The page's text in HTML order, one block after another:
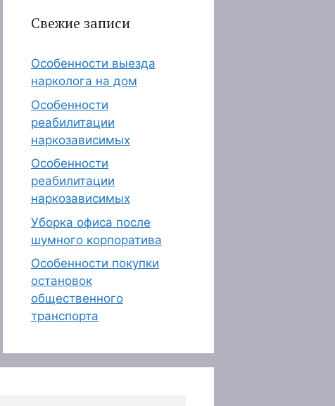
Свежие записи
Особенности выезда
нарколога на дом
Особенности
реабилитации
наркозависимых
Особенности
реабилитации
наркозависимых
Уборка офиса после
шумного корпоратива
Особенности покупки
остановок
общественного
транспорта